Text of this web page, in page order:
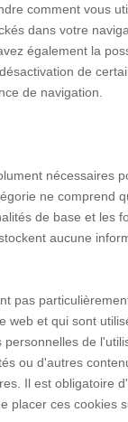
comment vous
dans votre
également la
de
de navigation.
nécessaires
ne comprend
de base et les
aucune
pas
web et qui sont
personnelles de
ou d'autres
Il est obligatoire
placer ces cookies